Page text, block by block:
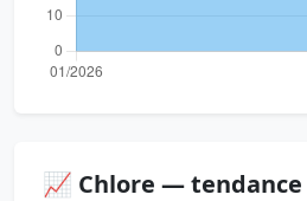
📈 Chlore — tendance